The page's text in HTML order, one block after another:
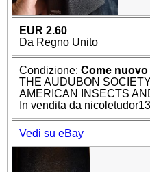
EUR 2.60
Da Regno Unito
Condizione: Come nuovo
THE AUDUBON
AMERICAN INSECTS
In vendita da
Vedi su eBay